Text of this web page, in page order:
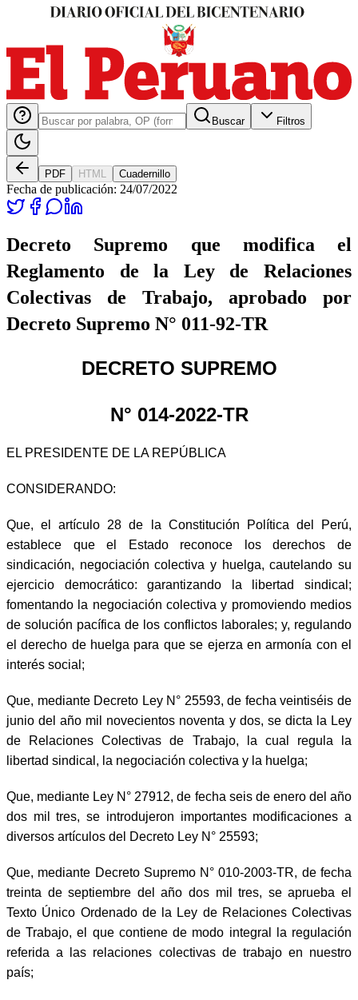
Buscar Filtros
PDF HTML Cuadernillo
Fecha de publicación: 24/07/2022
Decreto Supremo que modifica el
Reglamento de la Ley de Relaciones
Colectivas de Trabajo, aprobado por
Decreto Supremo N° 011-92-TR
DECRETO SUPREMO
N° 014-2022-TR
EL PRESIDENTE DE LA REPÚBLICA
CONSIDERANDO:
Que, el artículo 28 de la Constitución Política del Perú,
establece que el Estado reconoce los derechos de
sindicación, negociación colectiva y huelga, cautelando su
ejercicio democrático: garantizando la libertad sindical;
fomentando la negociación colectiva y promoviendo medios
de solución pacífica de los conflictos laborales; y, regulando
el derecho de huelga para que se ejerza en armonía con el
interés social;
Que, mediante Decreto Ley N° 25593, de fecha veintiséis de
junio del año mil novecientos noventa y dos, se dicta la Ley
de Relaciones Colectivas de Trabajo, la cual regula la
libertad sindical, la negociación colectiva y la huelga;
Que, mediante Ley N° 27912, de fecha seis de enero del año
dos mil tres, se introdujeron importantes modificaciones a
diversos artículos del Decreto Ley N° 25593;
Que, mediante Decreto Supremo N° 010-2003-TR, de fecha
treinta de septiembre del año dos mil tres, se aprueba el
Texto Único Ordenado de la Ley de Relaciones Colectivas
de Trabajo, el que contiene de modo integral la regulación
referida a las relaciones colectivas de trabajo en nuestro
país;